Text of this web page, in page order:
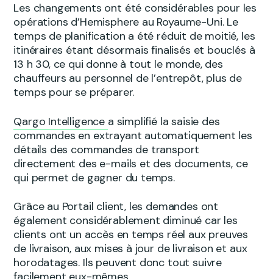
Les changements ont été considérables pour les
opérations d’Hemisphere au Royaume-Uni. Le
temps de planification a été réduit de moitié, les
itinéraires étant désormais finalisés et bouclés à
13 h 30, ce qui donne à tout le monde, des
chauffeurs au personnel de l’entrepôt, plus de
temps pour se préparer.
Qargo Intelligence a simplifié la saisie des
commandes en extrayant automatiquement les
détails des commandes de transport
directement des e-mails et des documents, ce
qui permet de gagner du temps.
Grâce au Portail client, les demandes ont
également considérablement diminué car les
clients ont un accès en temps réel aux preuves
de livraison, aux mises à jour de livraison et aux
horodatages. Ils peuvent donc tout suivre